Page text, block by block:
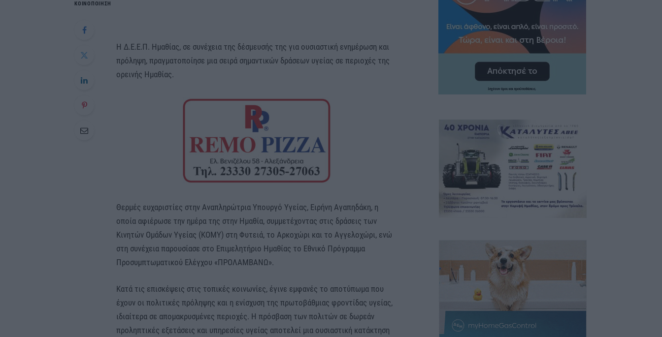
ΚΟΙΝΟΠΟΙΗΣΗ
Η Δ.Ε.Ε.Π. Ημαθίας, σε συνέχεια της δέσμευσής της για ουσιαστική ενημέρωση και
πρόληψη, πραγματοποίησε μια σειρά σημαντικών δράσεων υγείας σε περιοχές της
ορεινής Ημαθίας.
Θερμές ευχαριστίες στην Αναπληρώτρια Υπουργό Υγείας, Ειρήνη Αγαπηδάκη, η
οποία αφιέρωσε την ημέρα της στην Ημαθία, συμμετέχοντας στις δράσεις των
Κινητών Ομάδων Υγείας (ΚΟΜΥ) στη Φυτειά, το Αρκοχώρι και το Αγγελοχώρι, ενώ
στη συνέχεια παρουσίασε στο Επιμελητήριο Ημαθίας το Εθνικό Πρόγραμμα
Προσυμπτωματικού Ελέγχου «ΠΡΟΛΑΜΒΑΝΩ».
Κατά τις επισκέψεις στις τοπικές κοινωνίες, έγινε εμφανές το αποτύπωμα που
έχουν οι πολιτικές πρόληψης και η ενίσχυση της πρωτοβάθμιας φροντίδας υγείας,
ιδιαίτερα σε απομακρυσμένες περιοχές. Η πρόσβαση των πολιτών σε δωρεάν
προληπτικές εξετάσεις και υπηρεσίες υγείας αποτελεί μια ουσιαστική κατάκτηση